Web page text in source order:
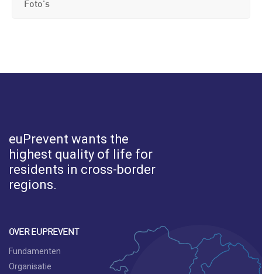
Foto's
euPrevent wants the
highest quality of life for
residents in cross-border
regions.
OVER EUPREVENT
Fundamenten
Organisatie